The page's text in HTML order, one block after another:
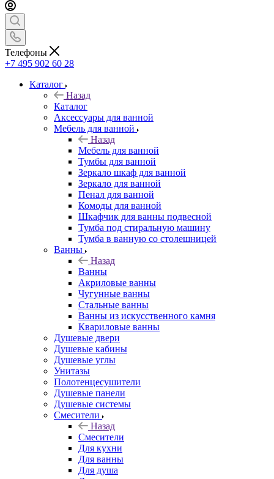
Телефоны
+7 495 902 60 28
Каталог
Назад
Каталог
Аксессуары для ванной
Мебель для ванной
Назад
Мебель для ванной
Тумбы для ванной
Зеркало шкаф для ванной
Зеркало для ванной
Пенал для ванной
Комоды для ванной
Шкафчик для ванны подвесной
Тумба под стиральную машину
Тумба в ванную со столешницей
Ванны
Назад
Ванны
Акриловые ванны
Чугунные ванны
Стальные ванны
Ванны из искусственного камня
Квариловые ванны
Душевые двери
Душевые кабины
Душевые углы
Унитазы
Полотенцесушители
Душевые панели
Душевые системы
Смесители
Назад
Смесители
Для кухни
Для ванны
Для душа